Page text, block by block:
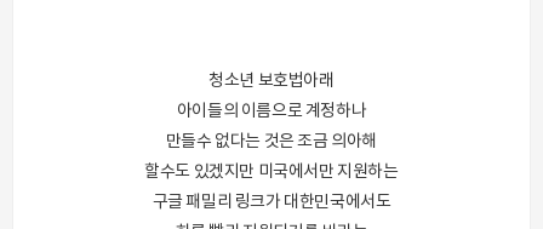
청소년 보호법아래
아이들의 이름으로 계정하나
만들수 없다는 것은 조금 의아해
할수도 있겠지만 미국에서만 지원하는
구글 패밀리 링크가 대한민국에서도